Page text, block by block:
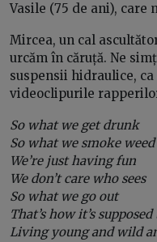
Vasile (75 de ani), care
Mircea, un cal
urcăm în căruță. Ne
suspensii hidraulice,
videoclipurile
So what we get drunk
So what we smoke weed
We’re just having fun
We don’t care who sees
So what we go out
That’s how it’s supposed
Living young and wild